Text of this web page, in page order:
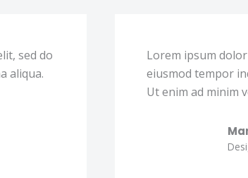
sed do
aliqua.
Lorem ipsum
eiusmod tempor
Ut enim ad minim